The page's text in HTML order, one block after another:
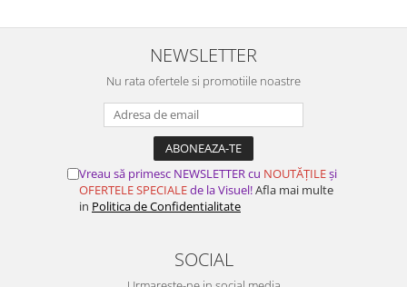
NEWSLETTER
Nu rata ofertele si promotiile noastre
Vreau să primesc NEWSLETTER cu NOUTĂȚILEși
OFERTELE SPECIALEde la Visuel!Afla mai multe
in Politica de Confidentialitate
SOCIAL